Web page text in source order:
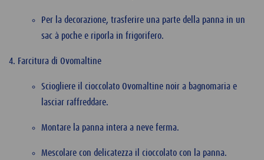
Per la decorazione, trasferire una parte della panna in un
sac à poche e riporla in frigorifero.
Farcitura di Ovomaltine
Sciogliere il cioccolato Ovomaltine noir a bagnomaria e
lasciar raffreddare.
Montare la panna intera a neve ferma.
Mescolare con delicatezza il cioccolato con la panna.